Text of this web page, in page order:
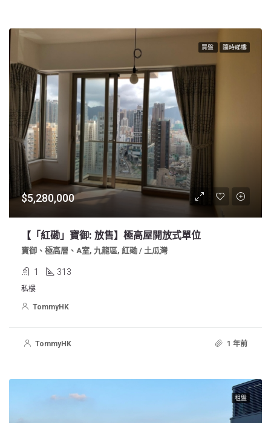
買盤 隨時睇樓
$5,280,000
【「紅磡」寶御: 放售】極高屋開放式單位
寶御、極高層、A室, 九龍區, 紅磡 / 土瓜灣
1 313
私樓
TommyHK
TommyHK 1 年前
租盤